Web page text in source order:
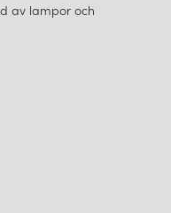
av lampor och